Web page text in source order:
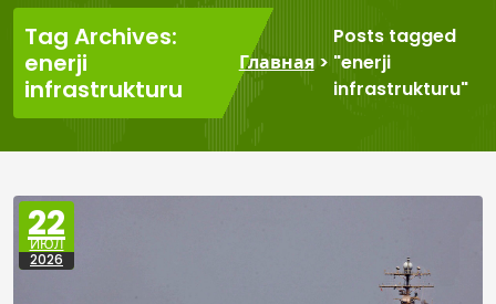
Tag Archives:
enerji
infrastrukturu
Главная>
Posts tagged
"enerji
infrastrukturu"
22
ИЮЛ
2026